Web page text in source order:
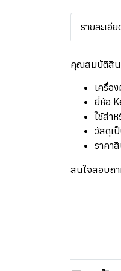
รายละเอี
คุณสมบัติสิน
เครื่อ
ยี่ห้อ
ใช้สำ
วัสดุเ
ราคา
สนใจสอบถ